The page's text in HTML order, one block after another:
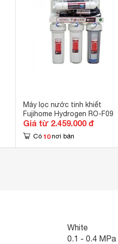
Máy lọc nước tinh khiết
Fujihome Hydrogen RO-F09
Giá từ 2.459.000 đ
Có 10 nơi bán
White
0.1 - 0.4 MPa